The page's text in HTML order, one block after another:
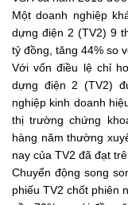
Một doanh nghiệp
dựng điện 2 (TV2) 9
tỷ đồng, tăng 44% so
Với vốn điều lệ chỉ
dựng điện 2 (TV2)
nghiệp kinh doanh
thị trường chứng
hàng năm thường
nay của TV2 đã đạt
Chuyển động song
phiếu TV2 chốt phiên